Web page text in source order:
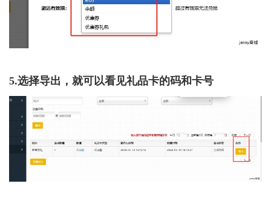
5.选择导出，就可以看见礼品卡的码和卡号